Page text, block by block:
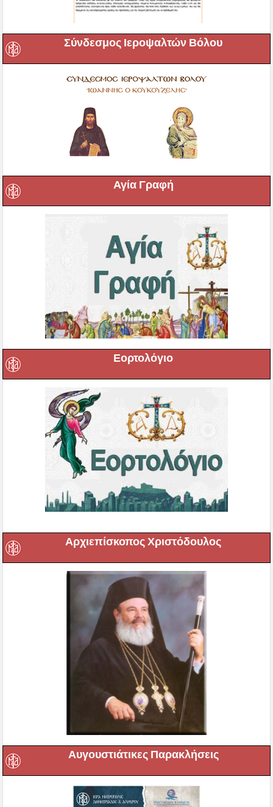
Σύνδεσμος Ιεροψαλτών Βόλου
Αγία Γραφή
Εορτολόγιο
Αρχιεπίσκοπος Χριστόδουλος
Αυγουστιάτικες Παρακλήσεις